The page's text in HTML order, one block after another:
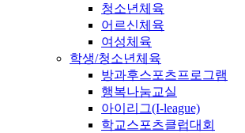
청소년체육
어르신체육
여성체육
학생/청소년체육
방과후스포츠프로그램
행복나눔교실
아이리그(I-league)
학교스포츠클럽대회